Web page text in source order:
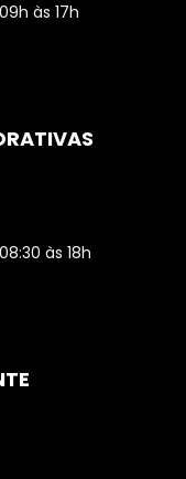
às 17h
às 18h